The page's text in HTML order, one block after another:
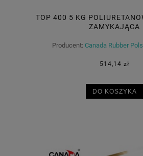
TOP 400 5 KG
ZAMYKAJĄCA
Producent: Canada Rubber
514,14 zł
DO KOSZYKA